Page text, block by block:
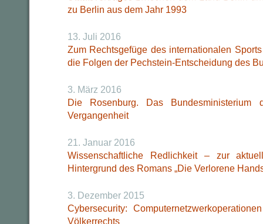
zu Berlin aus dem Jahr 1993
13. Juli 2016
Zum Rechtsgefüge des internationalen
die Folgen der Pechstein-Entscheidung des
3. März 2016
Die Rosenburg. Das
Vergangenheit
21. Januar 2016
Wissenschaftliche Redlichkeit – zur
Hintergrund des Romans „Die Verlorene
3. Dezember 2015
Cybersecurity:
Völkerrechts